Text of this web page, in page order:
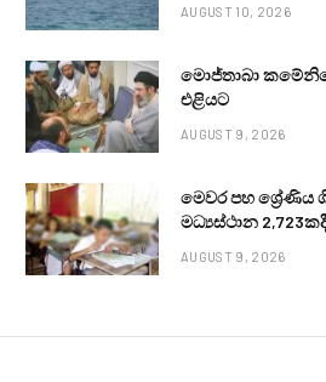
AUGUST 10, 2026
මොජ්තාබා
එළියට
AUGUST 9, 2026
මෙවර පහ ශ්‍රේණිය
මධ්‍යස්ථාන
AUGUST 9, 2026